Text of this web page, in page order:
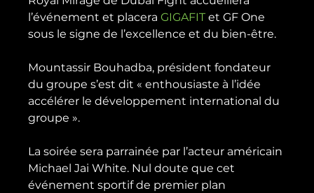
l’événement et placera GIGAFIT et GF One
sous le signe de l’excellence et du bien-être.
Mountassir Bouhadba, président fondateur
du groupe s’est dit « enthousiaste à l’idée
accélérer le développement international du
groupe ».
La soirée sera parrainée par l’acteur américain
Michael Jai White. Nul doute que cet
événement sportif de premier plan